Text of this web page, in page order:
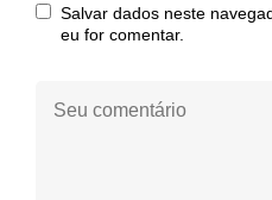
Salvar dados neste
eu for comentar.
comentário: